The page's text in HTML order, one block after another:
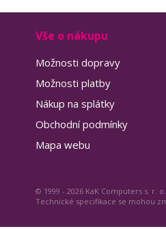
Vše o nákupu
Možnosti dopravy
Možnosti platby
Nákup na splátky
Obchodní podmínky
Mapa webu
© 1999 - 2026 KaK Computers s. r.
Technické specifikace se mohou